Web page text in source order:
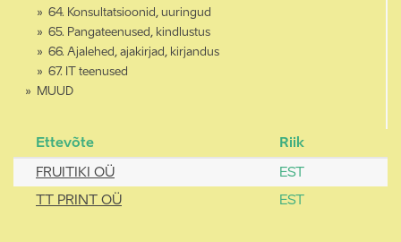
64. Konsultatsioonid, uuringud
65. Pangateenused, kindlustus
66. Ajalehed, ajakirjad, kirjandus
67. IT teenused
MUUD
Ettevõte Riik
FRUITIKI OÜ EST
TT PRINT OÜ EST